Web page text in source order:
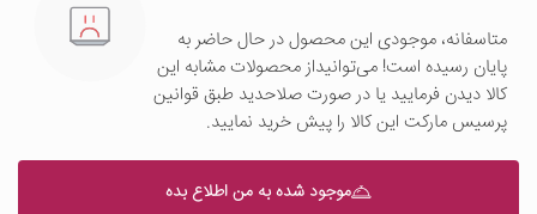
متاسفانه، موجودی این محصول در حال حاضر به
پایان رسیده است! می‌توانیداز محصولات مشابه این
کالا دیدن فرمایید یا در صورت صلاحدید طبق قوانین
پرسیس مارکت این کالا را پیش خرید نمایید.
موجود شده به من اطلاع بده